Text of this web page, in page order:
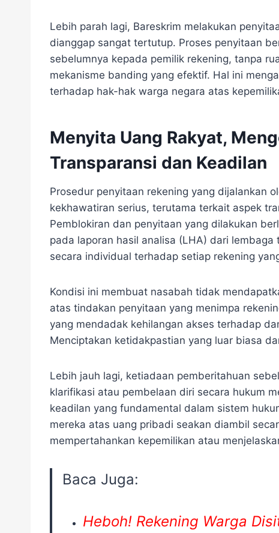
Lebih parah lagi, Bareskrim melakukan
dianggap sangat tertutup. Proses penyitaan
sebelumnya kepada pemilik rekening, tanpa
mekanisme banding yang efektif. Hal ini
terhadap hak-hak warga negara atas
Menyita Uang Rakyat,
Transparansi dan Keadilan
Prosedur penyitaan rekening yang dijalankan
kekhawatiran serius, terutama terkait aspek
Pemblokiran dan penyitaan yang dilakukan
pada laporan hasil analisa (LHA) dari
secara individual terhadap setiap rekening
Kondisi ini membuat nasabah tidak
atas tindakan penyitaan yang menimpa
yang mendadak kehilangan akses terhadap
Menciptakan ketidakpastian yang luar biasa
Lebih jauh lagi, ketiadaan pemberitahuan
klarifikasi atau pembelaan diri secara hukum
keadilan yang fundamental dalam sistem
mereka atas uang pribadi seakan diambil
mempertahankan kepemilikan atau
Baca Juga:
Heboh! Rekening Warga